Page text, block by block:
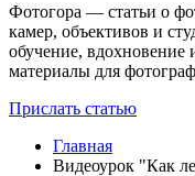
Фотогора — статьи о
камер, объективов и
обучение, вдохновение
материалы для
Прислать статью
Главная
Видеоурок "Как